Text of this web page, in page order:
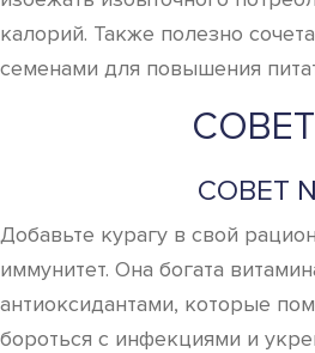
калорий. Также полезно
семенами для повышения
СОВЕТ
Добавьте курагу в свой
иммунитет. Она богата
антиоксидантами, которые
бороться с инфекциями и